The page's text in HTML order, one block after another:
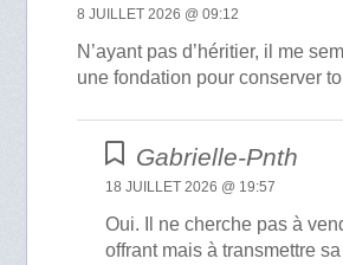
8 JUILLET 2026 @ 09:12
N’ayant pas d’héritier, il me
une fondation pour conserver
Gabrielle-Pnth
18 JUILLET 2026 @ 19:57
Oui. Il ne cherche pas à
offrant mais à transmettre